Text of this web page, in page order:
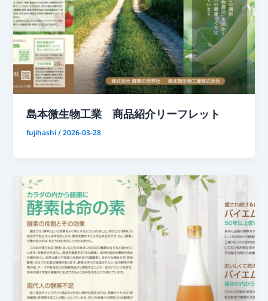
島本微生物工業 商品紹介リーフレット
fujihashi/2026-03-28